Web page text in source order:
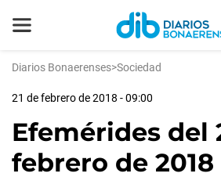
Diarios Bonaerenses>Sociedad
21 de febrero de 2018 - 09:00
Efemérides del
febrero de 2018